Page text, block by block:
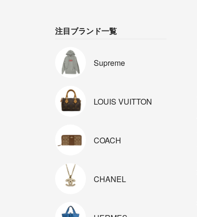
注目ブランド一覧
Supreme
LOUIS VUITTON
COACH
CHANEL